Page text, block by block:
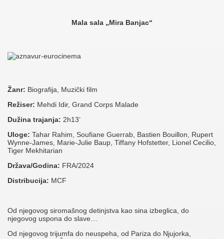
Mala sala „Mira Banjac“
Žanr: Biografija, Muzički film
Režiser: Mehdi Idir, Grand Corps Malade
Dužina trajanja: 2h13’
Uloge: Tahar Rahim, Soufiane Guerrab, Bastien Bouillon, Rupert
Wynne-James, Marie-Julie Baup, Tiffany Hofstetter, Lionel Cecilio,
Tiger Mekhitarian
Država/Godina: FRA/2024
Distribucija: MCF
Od njegovog siromašnog detinjstva kao sina izbeglica, do
njegovog uspona do slave…
Od njegovog trijumfa do neuspeha, od Pariza do Njujorka,